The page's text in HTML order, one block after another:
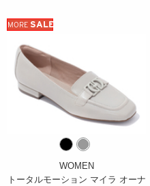
MORE SALE
WOMEN
トータルモーション マイラ オーナ